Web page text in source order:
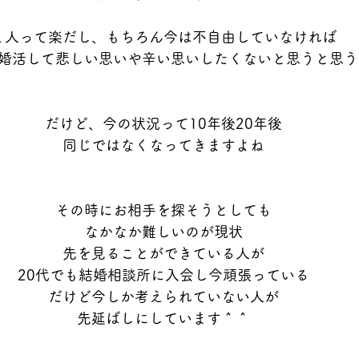
人って楽だし、もちろん今は不自由していなければ
活して悲しい思いや辛い思いしたくないと思うと思
だけど、今の状況って10年後20年後
同じではなくなってきますよね
その時にお相手を探そうとしても
なかなか難しいのが現状
先を見ることができている人が
20代でも結婚相談所に入会し今頑張っている
だけど今しか考えられていない人が
先延ばしにしています＾＾